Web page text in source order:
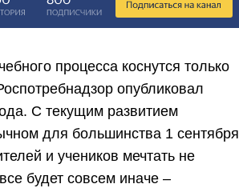
процесса коснутся только
опубликовал
С текущим развитием
для большинства 1 сентября
и учеников мечтать не
будет совсем иначе –